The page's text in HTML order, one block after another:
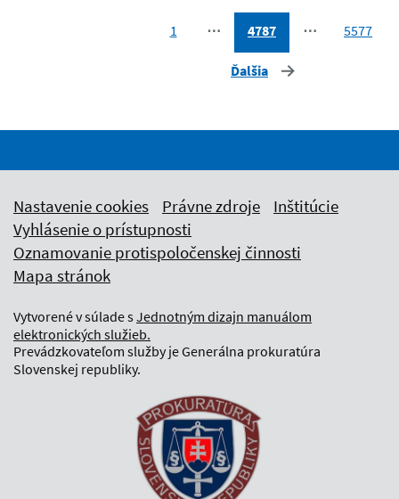
1 ⋯ 4787 ⋯ 5577
Ďalšia
Nastavenie cookies Právne zdroje
Inštitúcie
Vyhlásenie o prístupnosti
Oznamovanie protispoločenskej činnosti
Mapa stránok
Vytvorené v súlade sJednotným dizajn manuálom
elektronických služieb.
Prevádzkovateľom služby je Generálna prokuratúra
Slovenskej republiky.